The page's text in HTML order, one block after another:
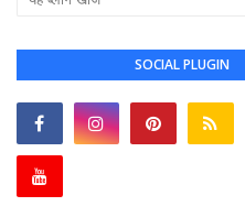
SOCIAL PLUGIN